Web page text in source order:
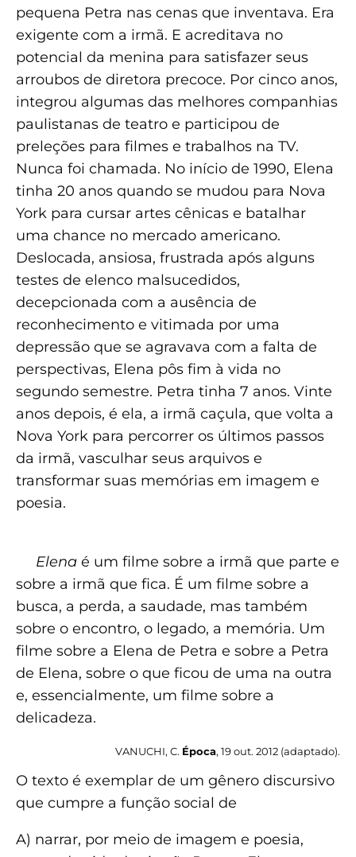
pequena Petra nas cenas que inventava. Era
exigente com a irmã. E acreditava no
potencial da menina para satisfazer seus
arroubos de diretora precoce. Por cinco anos,
integrou algumas das melhores companhias
paulistanas de teatro e participou de
preleções para filmes e trabalhos na TV.
Nunca foi chamada. No início de 1990, Elena
tinha 20 anos quando se mudou para Nova
York para cursar artes cênicas e batalhar
uma chance no mercado americano.
Deslocada, ansiosa, frustrada após alguns
testes de elenco malsucedidos,
decepcionada com a ausência de
reconhecimento e vitimada por uma
depressão que se agravava com a falta de
perspectivas, Elena pôs fim à vida no
segundo semestre. Petra tinha 7 anos. Vinte
anos depois, é ela, a irmã caçula, que volta a
Nova York para percorrer os últimos passos
da irmã, vasculhar seus arquivos e
transformar suas memórias em imagem e
poesia.
Elena é um filme sobre a irmã que parte e
sobre a irmã que fica. É um filme sobre a
busca, a perda, a saudade, mas também
sobre o encontro, o legado, a memória. Um
filme sobre a Elena de Petra e sobre a Petra
de Elena, sobre o que ficou de uma na outra
e, essencialmente, um filme sobre a
delicadeza.
VANUCHI, C. Época, 19 out. 2012 (adaptado).
O texto é exemplar de um gênero discursivo
que cumpre a função social de
A) narrar, por meio de imagem e poesia,